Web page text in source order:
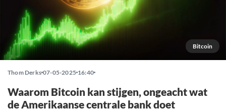
Bitcoin
Thom Derks 07-05-2025 16:40
Waarom Bitcoin kan stijgen, ongeacht wat
de Amerikaanse centrale bank doet